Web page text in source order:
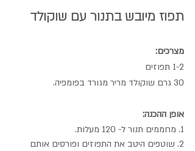
תפוז מיובש בתנור עם שוקולד
מצרכים:
1-2 תפוזים
30 גרם שוקולד מריר מגורד בפומפיה.
אופן ההכנה:
1. מחממים תנור ל- 120 מעלות.
2. שוטפים היטב את התפוזים ופורסים אותם